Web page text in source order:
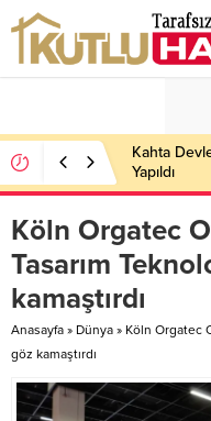
Kahta
Yapıldı
Köln Orgatec
Tasarım
kamaştırdı
Anasayfa » Dünya » Köln Orgatec
göz kamaştırdı